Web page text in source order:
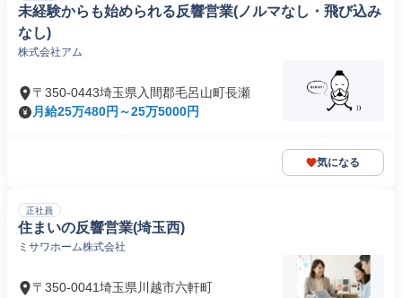
未経験からも始められる反響営業(ノルマなし・飛び込み
なし)
株式会社アム
〒350-0443埼玉県入間郡毛呂山町長瀬
月給25万480円～25万5000円
気になる
正社員
住まいの反響営業(埼玉西)
ミサワホーム株式会社
〒350-0041埼玉県川越市六軒町